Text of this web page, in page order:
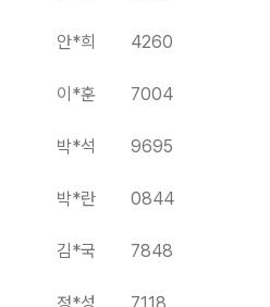
안*희 4260
이*훈 7004
박*석 9695
박*란 0844
김*국 7848